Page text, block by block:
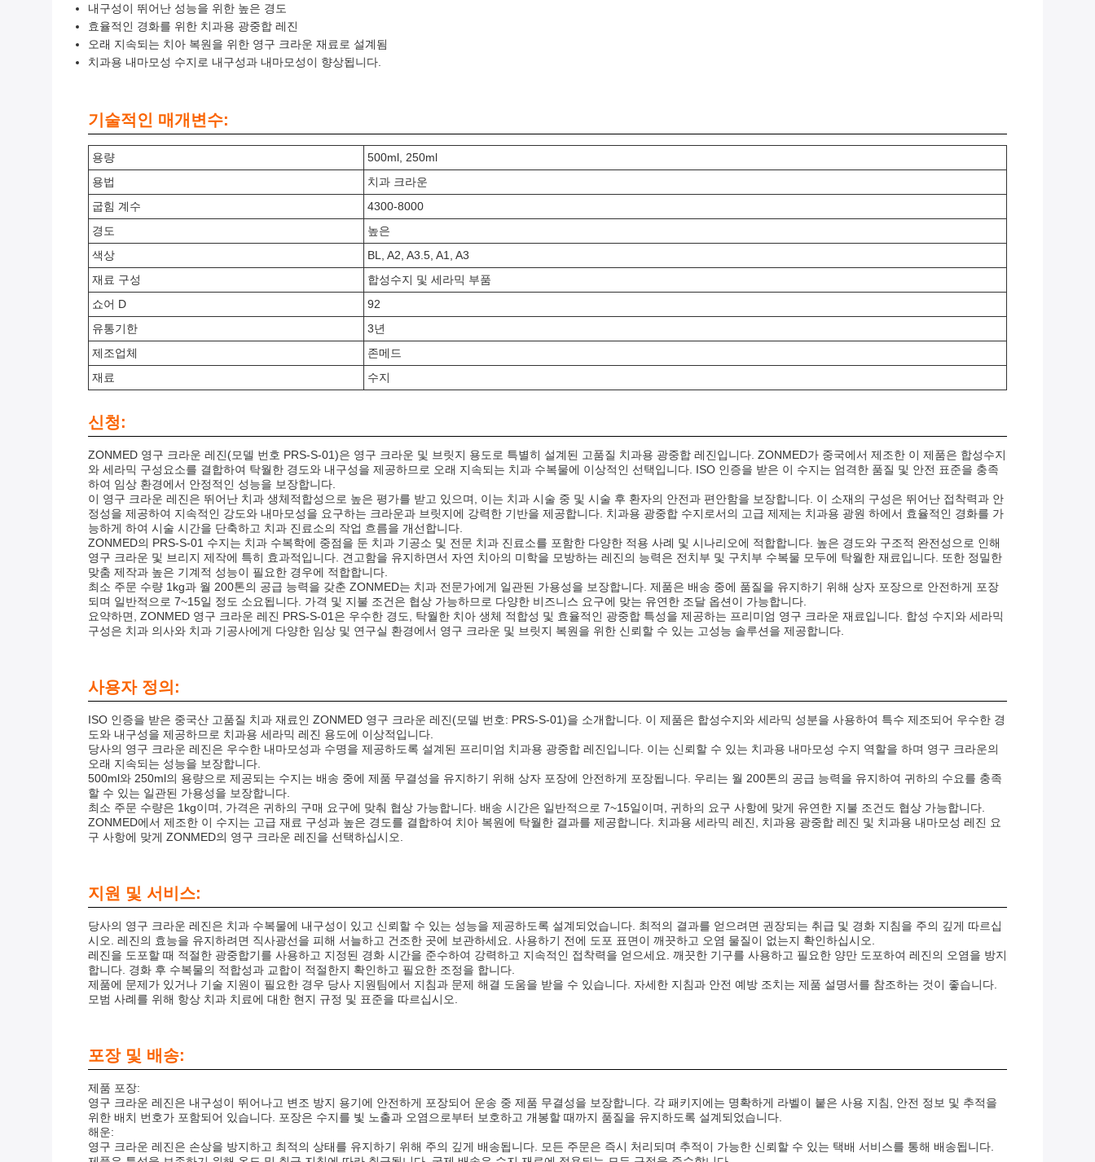
내구성이 뛰어난 성능을 위한 높은 경도
효율적인 경화를 위한 치과용 광중합 레진
오래 지속되는 치아 복원을 위한 영구 크라운 재료로 설계됨
치과용 내마모성 수지로 내구성과 내마모성이 향상됩니다.
기술적인 매개변수:
용량
500ml, 250ml
용법
치과 크라운
굽힘 계수
4300-8000
경도
높은
색상
BL, A2, A3.5, A1, A3
재료 구성
합성수지 및 세라믹 부품
쇼어 D
92
유통기한
3년
제조업체
존메드
재료
수지
신청:
ZONMED 영구 크라운 레진(모델 번호 PRS-S-01)은 영구 크라운 및 브릿지 용도로 특별히 설계된 고품질 치과용 광중합 레진입니다. ZONMED가 중국에서 제조한 이 제품은 합성수지
와 세라믹 구성요소를 결합하여 탁월한 경도와 내구성을 제공하므로 오래 지속되는 치과 수복물에 이상적인 선택입니다. ISO 인증을 받은 이 수지는 엄격한 품질 및 안전 표준을 충족
하여 임상 환경에서 안정적인 성능을 보장합니다.
이 영구 크라운 레진은 뛰어난 치과 생체적합성으로 높은 평가를 받고 있으며, 이는 치과 시술 중 및 시술 후 환자의 안전과 편안함을 보장합니다. 이 소재의 구성은 뛰어난 접착력과 안
정성을 제공하여 지속적인 강도와 내마모성을 요구하는 크라운과 브릿지에 강력한 기반을 제공합니다. 치과용 광중합 수지로서의 고급 제제는 치과용 광원 하에서 효율적인 경화를 가
능하게 하여 시술 시간을 단축하고 치과 진료소의 작업 흐름을 개선합니다.
ZONMED의 PRS-S-01 수지는 치과 수복학에 중점을 둔 치과 기공소 및 전문 치과 진료소를 포함한 다양한 적용 사례 및 시나리오에 적합합니다. 높은 경도와 구조적 완전성으로 인해
영구 크라운 및 브리지 제작에 특히 효과적입니다. 견고함을 유지하면서 자연 치아의 미학을 모방하는 레진의 능력은 전치부 및 구치부 수복물 모두에 탁월한 재료입니다. 또한 정밀한
맞춤 제작과 높은 기계적 성능이 필요한 경우에 적합합니다.
최소 주문 수량 1kg과 월 200톤의 공급 능력을 갖춘 ZONMED는 치과 전문가에게 일관된 가용성을 보장합니다. 제품은 배송 중에 품질을 유지하기 위해 상자 포장으로 안전하게 포장
되며 일반적으로 7~15일 정도 소요됩니다. 가격 및 지불 조건은 협상 가능하므로 다양한 비즈니스 요구에 맞는 유연한 조달 옵션이 가능합니다.
요약하면, ZONMED 영구 크라운 레진 PRS-S-01은 우수한 경도, 탁월한 치아 생체 적합성 및 효율적인 광중합 특성을 제공하는 프리미엄 영구 크라운 재료입니다. 합성 수지와 세라믹
구성은 치과 의사와 치과 기공사에게 다양한 임상 및 연구실 환경에서 영구 크라운 및 브릿지 복원을 위한 신뢰할 수 있는 고성능 솔루션을 제공합니다.
사용자 정의:
ISO 인증을 받은 중국산 고품질 치과 재료인 ZONMED 영구 크라운 레진(모델 번호: PRS-S-01)을 소개합니다. 이 제품은 합성수지와 세라믹 성분을 사용하여 특수 제조되어 우수한 경
도와 내구성을 제공하므로 치과용 세라믹 레진 용도에 이상적입니다.
당사의 영구 크라운 레진은 우수한 내마모성과 수명을 제공하도록 설계된 프리미엄 치과용 광중합 레진입니다. 이는 신뢰할 수 있는 치과용 내마모성 수지 역할을 하며 영구 크라운의
오래 지속되는 성능을 보장합니다.
500ml와 250ml의 용량으로 제공되는 수지는 배송 중에 제품 무결성을 유지하기 위해 상자 포장에 안전하게 포장됩니다. 우리는 월 200톤의 공급 능력을 유지하여 귀하의 수요를 충족
할 수 있는 일관된 가용성을 보장합니다.
최소 주문 수량은 1kg이며, 가격은 귀하의 구매 요구에 맞춰 협상 가능합니다. 배송 시간은 일반적으로 7~15일이며, 귀하의 요구 사항에 맞게 유연한 지불 조건도 협상 가능합니다.
ZONMED에서 제조한 이 수지는 고급 재료 구성과 높은 경도를 결합하여 치아 복원에 탁월한 결과를 제공합니다. 치과용 세라믹 레진, 치과용 광중합 레진 및 치과용 내마모성 레진 요
구 사항에 맞게 ZONMED의 영구 크라운 레진을 선택하십시오.
지원 및 서비스:
당사의 영구 크라운 레진은 치과 수복물에 내구성이 있고 신뢰할 수 있는 성능을 제공하도록 설계되었습니다. 최적의 결과를 얻으려면 권장되는 취급 및 경화 지침을 주의 깊게 따르십
시오. 레진의 효능을 유지하려면 직사광선을 피해 서늘하고 건조한 곳에 보관하세요. 사용하기 전에 도포 표면이 깨끗하고 오염 물질이 없는지 확인하십시오.
레진을 도포할 때 적절한 광중합기를 사용하고 지정된 경화 시간을 준수하여 강력하고 지속적인 접착력을 얻으세요. 깨끗한 기구를 사용하고 필요한 양만 도포하여 레진의 오염을 방지
합니다. 경화 후 수복물의 적합성과 교합이 적절한지 확인하고 필요한 조정을 합니다.
제품에 문제가 있거나 기술 지원이 필요한 경우 당사 지원팀에서 지침과 문제 해결 도움을 받을 수 있습니다. 자세한 지침과 안전 예방 조치는 제품 설명서를 참조하는 것이 좋습니다.
모범 사례를 위해 항상 치과 치료에 대한 현지 규정 및 표준을 따르십시오.
포장 및 배송:
제품 포장:
영구 크라운 레진은 내구성이 뛰어나고 변조 방지 용기에 안전하게 포장되어 운송 중 제품 무결성을 보장합니다. 각 패키지에는 명확하게 라벨이 붙은 사용 지침, 안전 정보 및 추적을
위한 배치 번호가 포함되어 있습니다. 포장은 수지를 빛 노출과 오염으로부터 보호하고 개봉할 때까지 품질을 유지하도록 설계되었습니다.
해운:
영구 크라운 레진은 손상을 방지하고 최적의 상태를 유지하기 위해 주의 깊게 배송됩니다. 모든 주문은 즉시 처리되며 추적이 가능한 신뢰할 수 있는 택배 서비스를 통해 배송됩니다.